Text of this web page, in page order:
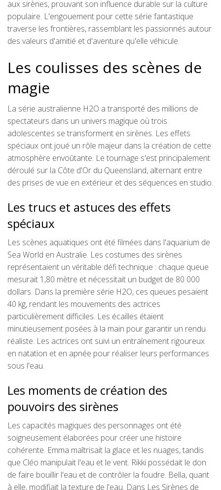
aux sirènes, prouvant son influence durable sur la culture
populaire. L'engouement pour cette série fantastique
traverse les frontières, rassemblant les passionnés autour
des valeurs d'amitié et d'aventure qu'elle véhicule.
Les coulisses des scènes de
magie
La série australienne H2O a transporté des millions de
spectateurs dans un univers magique où trois
adolescentes se transforment en sirènes. Les effets
spéciaux ont joué un rôle majeur dans la création de cette
atmosphère envoûtante. Le tournage s'est principalement
déroulé sur la Côte d'Or du Queensland, alternant entre
des prises de vue en extérieur et des séquences en studio.
Les trucs et astuces des effets
spéciaux
Les scènes aquatiques ont été filmées dans l'aquarium de
Sea World en Australie. Les costumes des sirènes
représentaient un véritable défi technique : chaque queue
mesurait 1,80 mètre et nécessitait un budget de 80 000
dollars. Dans la première série H2O, ces queues pesaient
40 kg, rendant les mouvements des actrices
particulièrement difficiles. Les écailles étaient
minutieusement posées à la main pour garantir un rendu
réaliste. Les actrices ont suivi un entraînement rigoureux
en natation et en apnée pour réaliser leurs performances
sous l'eau.
Les moments de création des
pouvoirs des sirènes
Les capacités magiques des personnages ont été
soigneusement élaborées pour créer une histoire
cohérente. Emma maîtrisait la glace et les nuages, tandis
que Cléo manipulait l'eau et le vent. Rikki possédait le don
de faire bouillir l'eau et de contrôler la foudre. Bella, quant
à elle, modifiait la texture de l'eau. Dans Les Sirènes de